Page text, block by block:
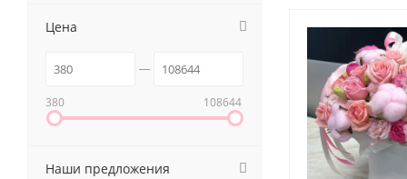
Цена
380 108644
Наши предложения